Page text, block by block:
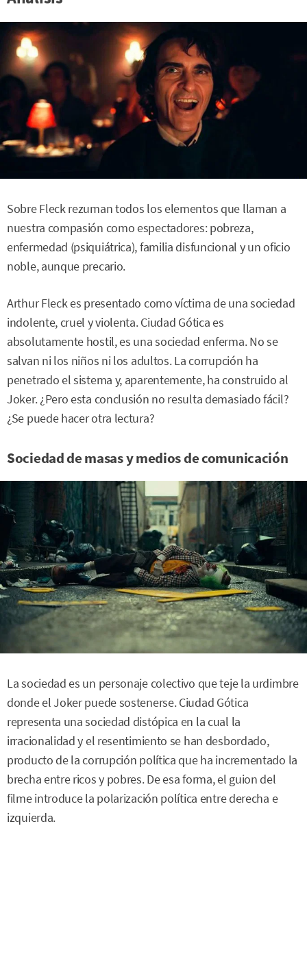
Sobre Fleck rezuman todos los elementos que llaman a
nuestra compasión como espectadores: pobreza,
enfermedad (psiquiátrica), familia disfuncional y un oficio
noble, aunque precario.
Arthur Fleck es presentado como víctima de una sociedad
indolente, cruel y violenta. Ciudad Gótica es
absolutamente hostil, es una sociedad enferma. No se
salvan ni los niños ni los adultos. La corrupción ha
penetrado el sistema y, aparentemente, ha construido al
Joker. ¿Pero esta conclusión no resulta demasiado fácil?
¿Se puede hacer otra lectura?
Sociedad de masas y medios de comunicación
La sociedad es un personaje colectivo que teje la urdimbre
donde el Joker puede sostenerse. Ciudad Gótica
representa una sociedad distópica en la cual la
irracionalidad y el resentimiento se han desbordado,
producto de la corrupción política que ha incrementado la
brecha entre ricos y pobres. De esa forma, el guion del
filme introduce la polarización política entre derecha e
izquierda.